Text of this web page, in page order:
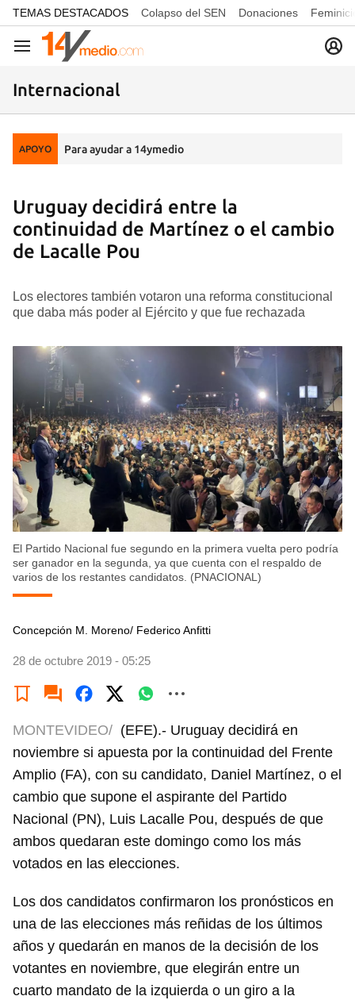
common.go-to-content
TEMAS DESTACADOS Colapso del SEN Donaciones
Navegación
Internacional
APOYO Para ayudar a 14ymedio
Uruguay decidirá entre la
continuidad de Martínez o el cambio
de Lacalle Pou
Los electores también votaron una reforma constitucional
que daba más poder al Ejército y que fue rechazada
El Partido Nacional fue segundo en la primera vuelta pero podría
ser ganador en la segunda, ya que cuenta con el respaldo de
varios de los restantes candidatos. (PNACIONAL)
Concepción M. Moreno/ Federico Anfitti
28 de octubre 2019 - 05:25
MONTEVIDEO/ (EFE).- Uruguay decidirá en
noviembre si apuesta por la continuidad del Frente
Amplio (FA), con su candidato, Daniel Martínez, o el
cambio que supone el aspirante del Partido
Nacional (PN), Luis Lacalle Pou, después de que
ambos quedaran este domingo como los más
votados en las elecciones.
Los dos candidatos confirmaron los pronósticos en
una de las elecciones más reñidas de los últimos
años y quedarán en manos de la decisión de los
votantes en noviembre, que elegirán entre un
cuarto mandato de la izquierda o un giro a la